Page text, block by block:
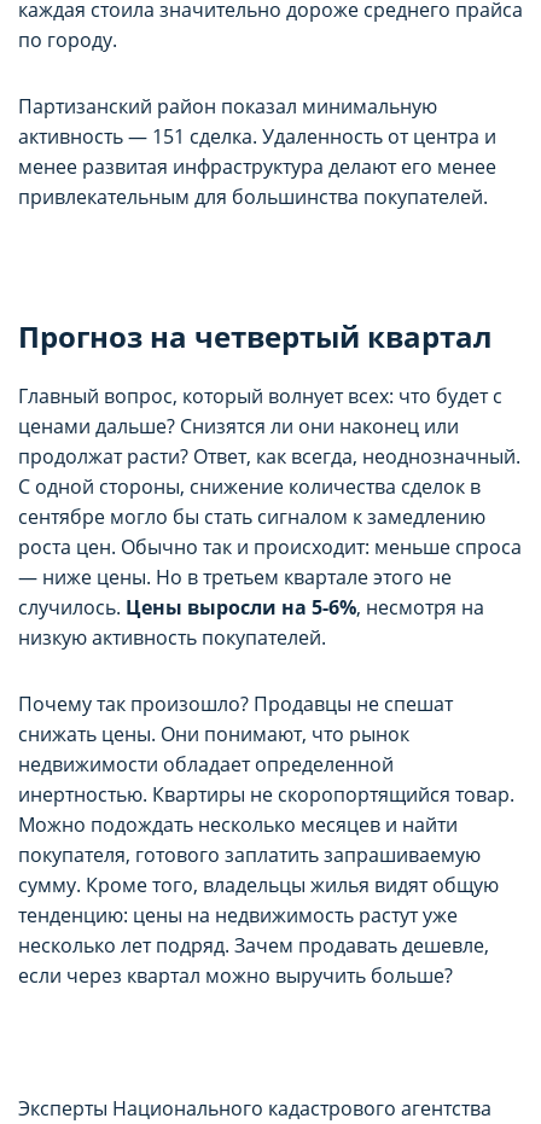
каждая стоила значительно дороже среднего прайса
по городу.
Партизанский район показал минимальную
активность — 151 сделка. Удаленность от центра и
менее развитая инфраструктура делают его менее
привлекательным для большинства покупателей.
Прогноз на четвертый квартал
Главный вопрос, который волнует всех: что будет с
ценами дальше? Снизятся ли они наконец или
продолжат расти? Ответ, как всегда, неоднозначный.
С одной стороны, снижение количества сделок в
сентябре могло бы стать сигналом к замедлению
роста цен. Обычно так и происходит: меньше спроса
— ниже цены. Но в третьем квартале этого не
случилось. Цены выросли на 5-6%, несмотря на
низкую активность покупателей.
Почему так произошло? Продавцы не спешат
снижать цены. Они понимают, что рынок
недвижимости обладает определенной
инертностью. Квартиры не скоропортящийся товар.
Можно подождать несколько месяцев и найти
покупателя, готового заплатить запрашиваемую
сумму. Кроме того, владельцы жилья видят общую
тенденцию: цены на недвижимость растут уже
несколько лет подряд. Зачем продавать дешевле,
если через квартал можно выручить больше?
Эксперты Национального кадастрового агентства